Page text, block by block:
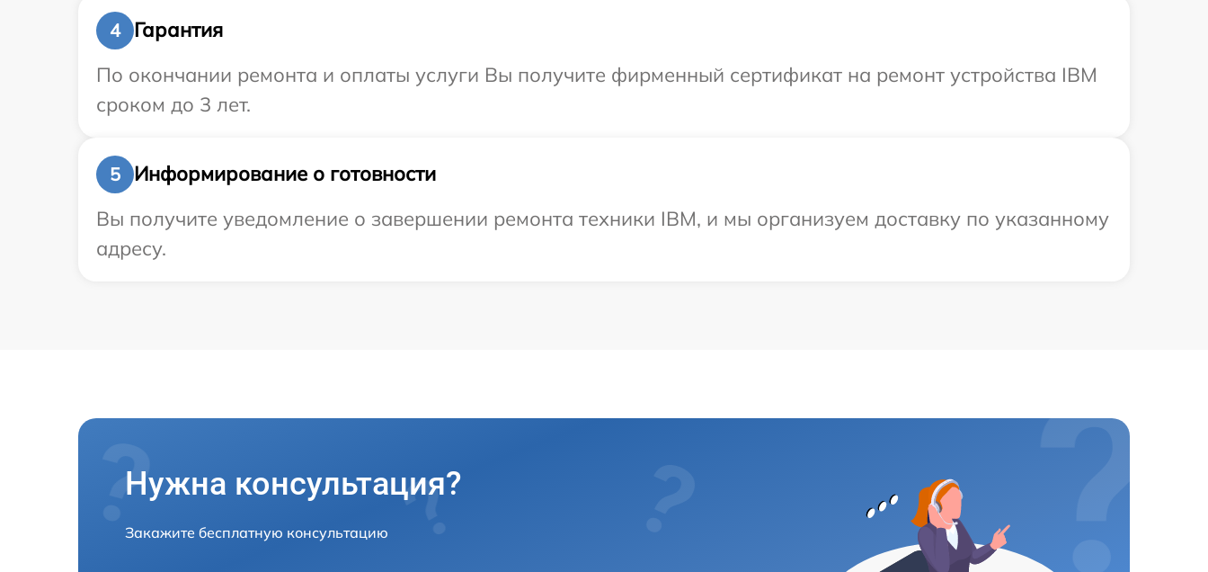
4
Гарантия
По окончании ремонта и оплаты услуги Вы получите фирменный сертификат на ремонт устройства IBM
сроком до 3 лет.
5
Информирование о готовности
Вы получите уведомление о завершении ремонта техники IBM, и мы организуем доставку по указанному
адресу.
Нужна консультация?
Закажите бесплатную консультацию